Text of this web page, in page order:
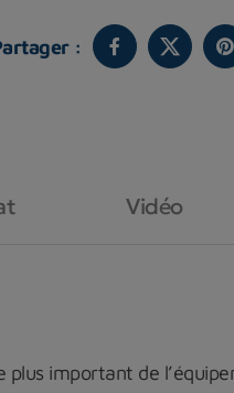
:
Vidéo
important de